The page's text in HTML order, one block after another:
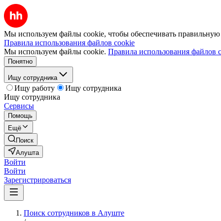
Мы используем файлы cookie, чтобы обеспечивать правильную
Правила использования файлов cookie
Мы используем файлы cookie. Правила использования файлов
Понятно
Ищу сотрудника
Ищу работу
Ищу сотрудника
Ищу сотрудника
Сервисы
Помощь
Ещё
Поиск
Алушта
Войти
Войти
Зарегистрироваться
Поиск сотрудников в Алуште